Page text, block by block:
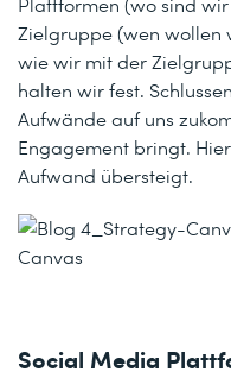
Zielgruppe (wen wollen
wie wir mit der
halten wir fest.
Aufwände auf uns
Engagement bringt.
Aufwand übersteigt.
Social Media